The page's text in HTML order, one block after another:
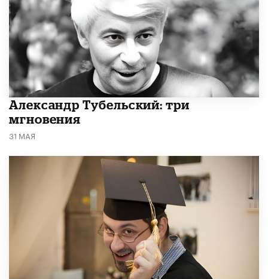
Александр Тубельский: три
мгновения
31 МАЯ